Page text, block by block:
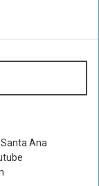
Ana